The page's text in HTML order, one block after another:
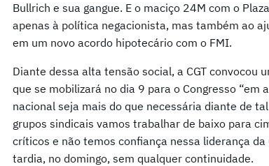
Bullrich e sua gangue. E o maciço 24M com o
apenas à política negacionista, mas também ao
em um novo acordo hipotecário com o FMI.
Diante dessa alta tensão social, a CGT convocou
que se mobilizará no dia 9 para o Congresso “em
nacional seja mais do que necessária diante de
grupos sindicais vamos trabalhar de baixo para
críticos e não temos confiança nessa liderança
tardia, no domingo, sem qualquer continuidade.